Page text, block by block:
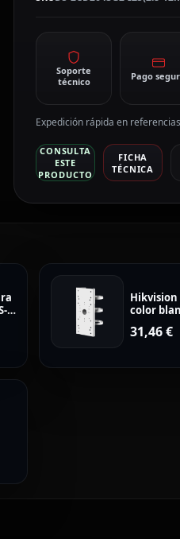
12mm)
cantidad
Soporte
técnico
Pago
Expedición rápida en
CONSULTA
ESTE
PRODUCTO
FICHA
TÉCNICA
color
31,46€